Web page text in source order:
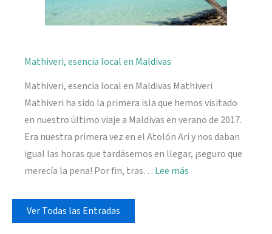
Mathiveri, esencia local en Maldivas
Mathiveri, esencia local en Maldivas Mathiveri
Mathiveri ha sido la primera isla que hemos visitado
en nuestro último viaje a Maldivas en verano de 2017.
Era nuestra primera vez en el Atolón Ari y nos daban
igual las horas que tardásemos en llegar, ¡seguro que
merecía la pena! Por fin, tras… Lee más
Ver Todas las Entradas